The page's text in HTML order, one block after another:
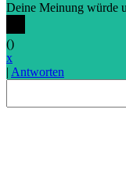
Deine Meinung würde
()
x
| Antworten